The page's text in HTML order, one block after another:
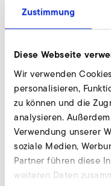
Zustimmung
Diese Webseite
Wir verwenden
personalisieren,
zu können und die
analysieren.
Verwendung unserer
soziale Medien,
Partner führen diese
weiteren Daten
Materialnummer
Wir beraten
Experten stehen